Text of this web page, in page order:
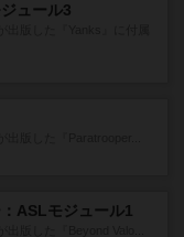
ュール3
ASLモジュール1